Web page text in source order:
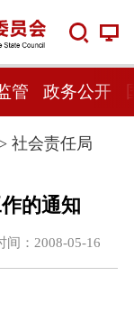
管 政务公开
社会责任局
的通知
：2008-05-16